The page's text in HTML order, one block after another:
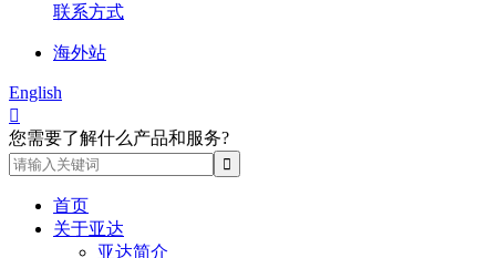
联系方式
海外站
English

您需要了解什么产品和服务?
首页
关于亚达
亚达简介